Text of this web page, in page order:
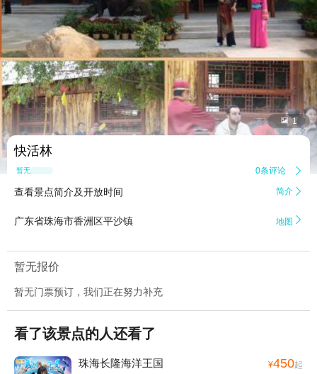
 1
快活林
暂无点评 0条评论 
查看景点简介及开放时间 简介 
广东省珠海市香洲区平沙镇 地图 
暂无报价
暂无门票预订，我们正在努力补充
看了该景点的人还看了
珠海长隆海洋王国 ¥450起
